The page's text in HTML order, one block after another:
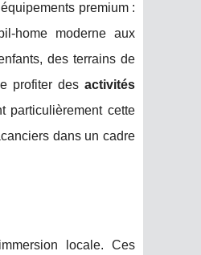
premium :
home moderne aux
des terrains de
profiter des activités
particulièrement cette
dans un cadre
locale. Ces